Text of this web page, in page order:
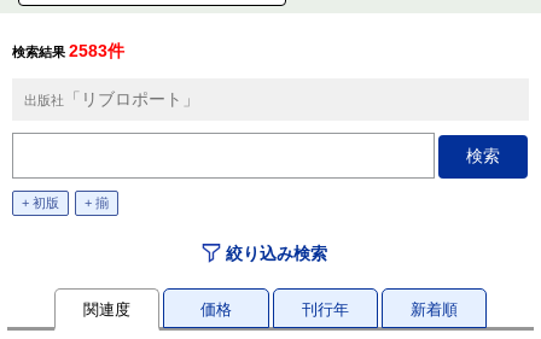
検索結果 2583件
出版社 「リブロポート」
+ 初版 + 揃
絞り込み検索
関連度 価格 刊行年 新着順